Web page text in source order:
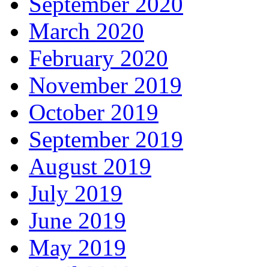
March 2020
February 2020
November 2019
October 2019
September 2019
August 2019
July 2019
June 2019
May 2019